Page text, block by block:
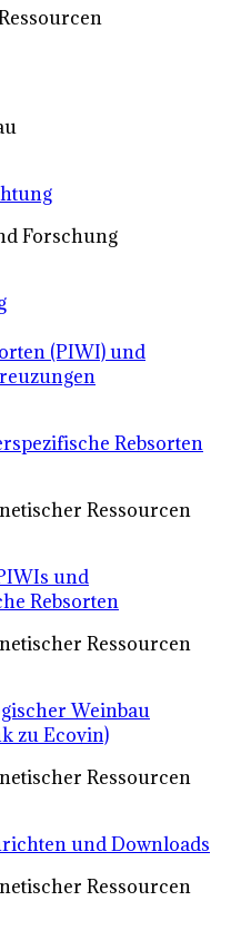
Forschung
(PIWI) und
Rebsorten
Ressourcen
und
Rebsorten
Ressourcen
Weinbau
zu Ecovin)
Ressourcen
und Downloads
Ressourcen